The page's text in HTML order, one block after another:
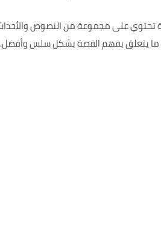
ما يتعلق بفهم القصة بشكل سلس وأفضل.